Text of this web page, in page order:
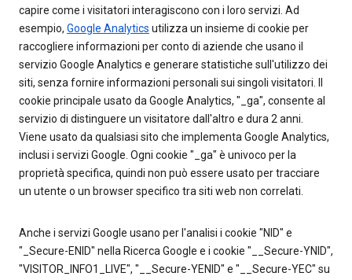
capire come i visitatori interagiscono con i loro servizi. Ad
esempio, Google Analytics utilizza un insieme di cookie per
raccogliere informazioni per conto di aziende che usano il
servizio Google Analytics e generare statistiche sull'utilizzo dei
siti, senza fornire informazioni personali sui singoli visitatori. Il
cookie principale usato da Google Analytics, "_ga", consente al
servizio di distinguere un visitatore dall'altro e dura 2 anni.
Viene usato da qualsiasi sito che implementa Google Analytics,
inclusi i servizi Google. Ogni cookie "_ga" è univoco per la
proprietà specifica, quindi non può essere usato per tracciare
un utente o un browser specifico tra siti web non correlati.
Anche i servizi Google usano per l'analisi i cookie "NID" e
"_Secure-ENID" nella Ricerca Google e i cookie "__Secure-YNID",
"VISITOR_INFO1_LIVE", "__Secure-YENID" e "__Secure-YEC" su